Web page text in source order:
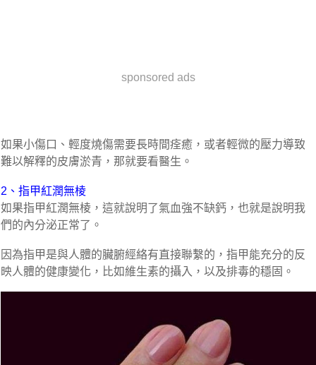
sponsored ads
如果小傷口、輕度燒傷需要長時間痊癒，或者輕微的壓力導致
難以解釋的皮膚淤青，那就要看醫生。
2、指甲紅潤無棱
如果指甲紅潤無棱，這就說明了氣血強不缺鈣，也就是說明我
們的內分泌正常了。
因為指甲是與人體的臟腑經絡有直接聯繫的，指甲能充分的反
映人體的健康變化，比如維生素的攝入，以及排毒的穩固。